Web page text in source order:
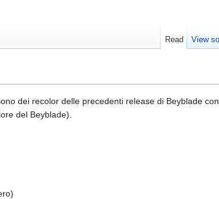
dei recolor delle precedenti release di Beyblade
del Beyblade).
Read View